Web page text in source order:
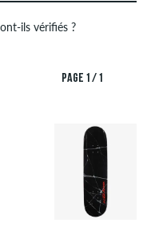
ils vérifiés ?
skatedeluxe
après notre
ainsi que
tiers ne seront pas
affiche la moyenne de
PAGE 1 / 1